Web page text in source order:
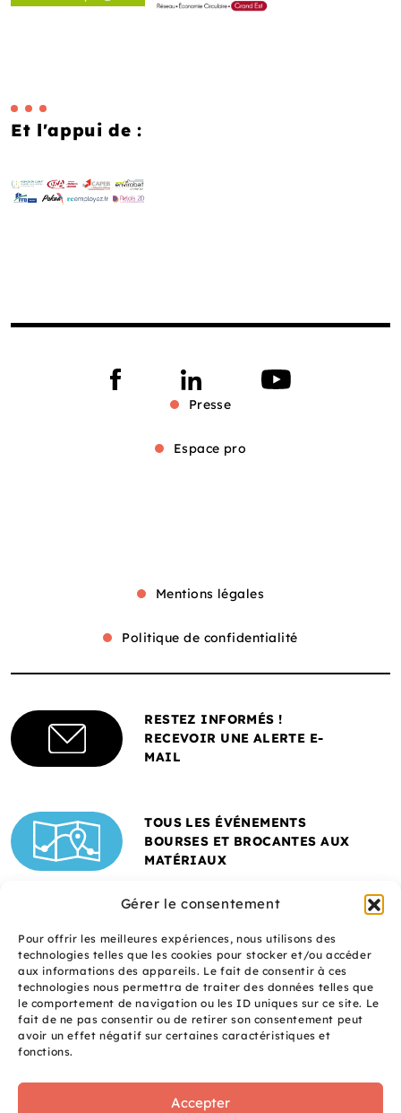
Gérer le consentement
Pour offrir les meilleures expériences, nous utilisons des
technologies telles que les cookies pour stocker et/ou accéder
aux informations des appareils. Le fait de consentir à ces
technologies nous permettra de traiter des données telles que
le comportement de navigation ou les ID uniques sur ce site. Le
fait de ne pas consentir ou de retirer son consentement peut
avoir un effet négatif sur certaines caractéristiques et
fonctions.
Accepter
Et l'appui de :
Presse
Espace pro
Mentions légales
Politique de confidentialité
RESTEZ INFORMÉS !
RECEVOIR UNE ALERTE E-
MAIL
TOUS LES ÉVÉNEMENTS
BOURSES ET BROCANTES AUX
MATÉRIAUX
Un site réalisé avec